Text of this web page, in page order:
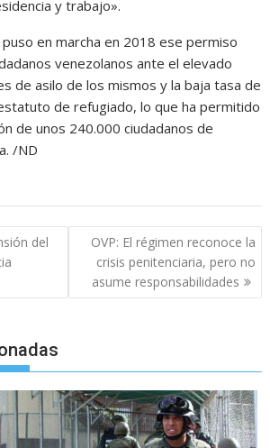
y trabajo».
en marcha en 2018 ese permiso
venezolanos ante el elevado
de asilo de los mismos y la baja tasa de
de refugiado, lo que ha permitido
de unos 240.000 ciudadanos de
/ND
del
OVP: El régimen reconoce la
crisis penitenciaria, pero no
asume responsabilidades